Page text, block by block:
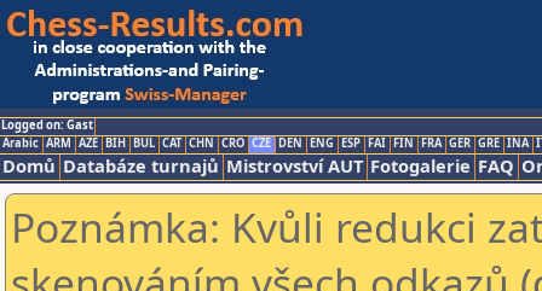
Logged on: Gast
Arabic ARM AZE BIH BUL CAT CHN CRO CZE DEN ENG ESP FAI FIN FRA GER GRE INA
Domů Databáze turnajů Mistrovství AUT Fotogalerie FAQ
Poznámka: Kvůli redukci